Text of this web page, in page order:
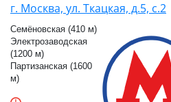
г. Москва, ул. Ткацкая, д.5, с.2
Семёновская (410 м)
Электрозаводская
(1200 м)
Партизанская (1600
м)